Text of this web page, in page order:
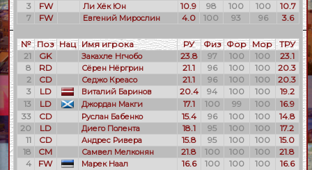
3
FW Ли Хёк Юн 10.9 98 100 100
10.7
7
FW Евгений Мирослин 4.0 100 93 96 3.6
№ Поз Нац Имя игрока РУ Физ Фор Мор
ТРУ
21
GK Закахле Нгчобо 23.8 97 100 100
23.1
8
RD Сёрен Нёргрин 21.1 96 100 100
20.3
2
CD Седжо Креасо 21.1 96 100 100
20.3
3
LD Виталий Баринов 20.4 94 100 100
19.2
13
LD Джордан Макги 17.1 100 99 100
16.9
33
CD Руслан Бабенко 15.4 96 100 100
14.8
20
LD Диего Полента 18.1 95 100 100
17.2
11
CD Андрес Ривера 15.8 95 100 100
15.0
18
CM Самвел Мелконян 21.8 100 100 100
21.8
4
FW Марек Наал 16.6 100 100 100
16.6